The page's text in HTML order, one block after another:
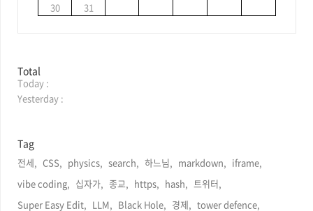
30
31
방
문
자
Total
Today :
Yesterday :
Tag
전세, CSS, physics, search, 하느님, markdown, iframe,
vibe coding, 십자가, 종교, https, hash, 트위터,
Super Easy Edit, LLM, Black Hole, 경제, tower defence,